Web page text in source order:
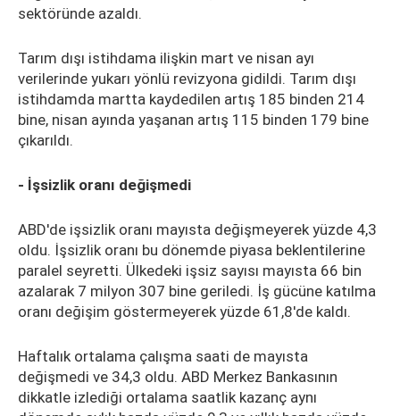
sektöründe azaldı.
Tarım dışı istihdama ilişkin mart ve nisan ayı
verilerinde yukarı yönlü revizyona gidildi. Tarım dışı
istihdamda martta kaydedilen artış 185 binden 214
bine, nisan ayında yaşanan artış 115 binden 179 bine
çıkarıldı.
- İşsizlik oranı değişmedi
ABD'de işsizlik oranı mayısta değişmeyerek yüzde 4,3
oldu. İşsizlik oranı bu dönemde piyasa beklentilerine
paralel seyretti. Ülkedeki işsiz sayısı mayısta 66 bin
azalarak 7 milyon 307 bine geriledi. İş gücüne katılma
oranı değişim göstermeyerek yüzde 61,8'de kaldı.
Haftalık ortalama çalışma saati de mayısta
değişmedi ve 34,3 oldu. ABD Merkez Bankasının
dikkatle izlediği ortalama saatlik kazanç aynı